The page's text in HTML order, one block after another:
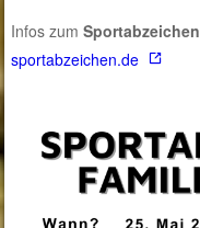
Infos zumSportabzeichen
sportabzeichen.de